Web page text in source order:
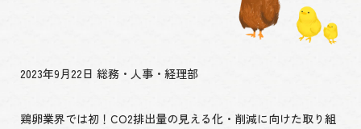
2023年9月22日 総務・人事・経理部
鶏卵業界では初！CO2排出量の見える化・削減に向けた取り組